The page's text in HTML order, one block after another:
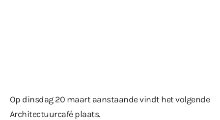
Op dinsdag 20 maart aanstaande vindt het volgende
Architectuurcafé plaats.